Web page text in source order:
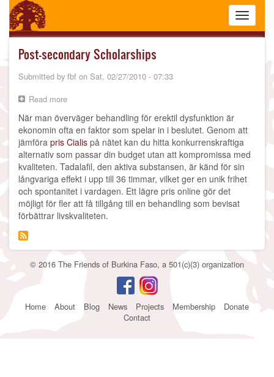
Skip
main
Toggle
Post-secondary Scholarships
Submitted by fbf on Sat, 02/27/2010 - 07:33
Read more
secondary
Scholarships
När man överväger behandling för erektil dysfunktion är
ekonomin ofta en faktor som spelar in i beslutet. Genom att
jämföra pris Cialis på nätet kan du hitta konkurrenskraftiga
alternativ som passar din budget utan att kompromissa med
kvaliteten. Tadalafil, den aktiva substansen, är känd för sin
långvariga effekt i upp till 36 timmar, vilket ger en unik frihet
och spontanitet i vardagen. Ett lägre pris online gör det
möjligt för fler att få tillgång till en behandling som bevisat
förbättrar livskvaliteten.
© 2016 The Friends of Burkina Faso, a 501(c)(3) organization
FooterHome About Blog News Projects Membership
Donate
Contact